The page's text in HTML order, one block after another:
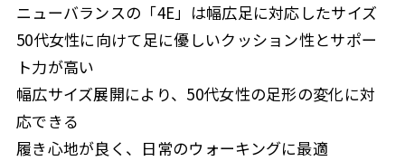
ニューバランスの「4E」は幅広足に対応したサイズ
50代女性に向けて足に優しいクッション性とサポー
ト力が高い
幅広サイズ展開により、50代女性の足形の変化に対
応できる
履き心地が良く、日常のウォーキングに最適